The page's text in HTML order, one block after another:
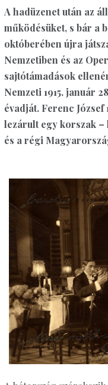
A hadüzenet után az
működésüket, s bár a
októberében újra
Nemzetiben és az
sajtótámadások
Nemzeti 1915. január
évadját. Ferenc József
lezárult egy korszak –
és a régi